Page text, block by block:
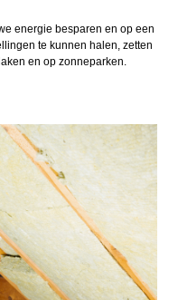
energie besparen en op een
te kunnen halen, zetten
en op zonneparken.